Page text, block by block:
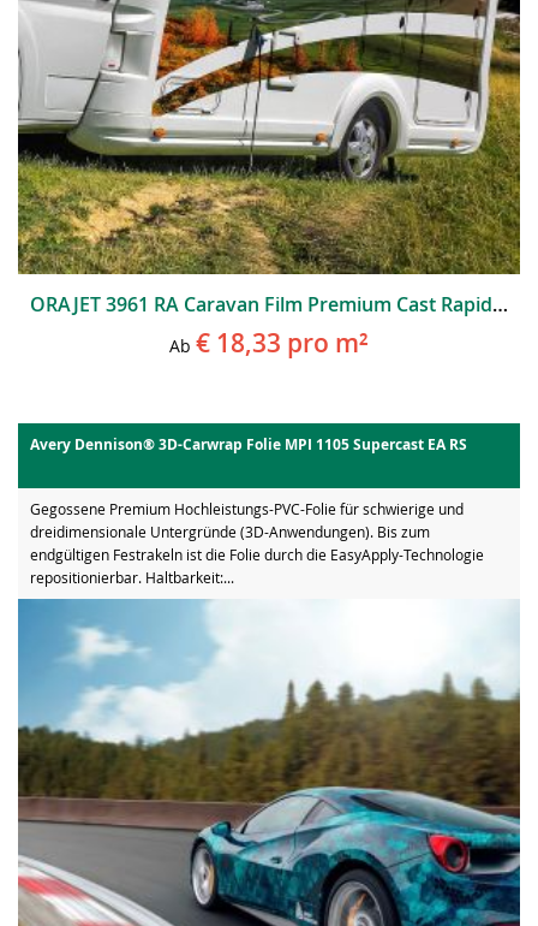
ORAJET 3961 RA Caravan Film Premium Cast Rapid Air
Ab € 18,33 pro m²
Avery Dennison® 3D-Carwrap Folie MPI 1105 Supercast EA RS
Gegossene Premium Hochleistungs-PVC-Folie für schwierige und
dreidimensionale Untergründe (3D-Anwendungen). Bis zum
endgültigen Festrakeln ist die Folie durch die EasyApply-Technologie
repositionierbar. Haltbarkeit:...